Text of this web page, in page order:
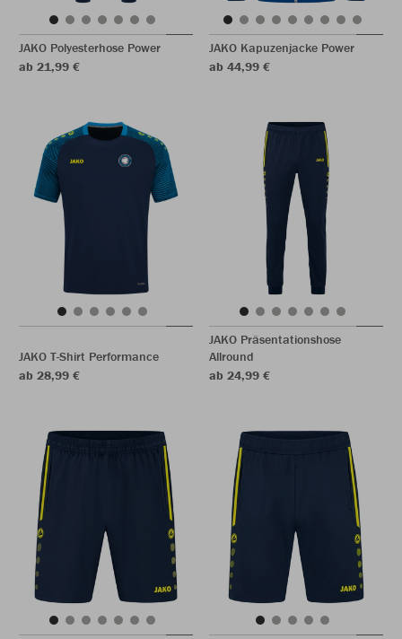
JAKO Polyesterhose Power
ab 21,99 €
JAKO Kapuzenjacke Power
ab 44,99 €
JAKO T-Shirt Performance
ab 28,99 €
JAKO Präsentationshose
Allround
ab 24,99 €